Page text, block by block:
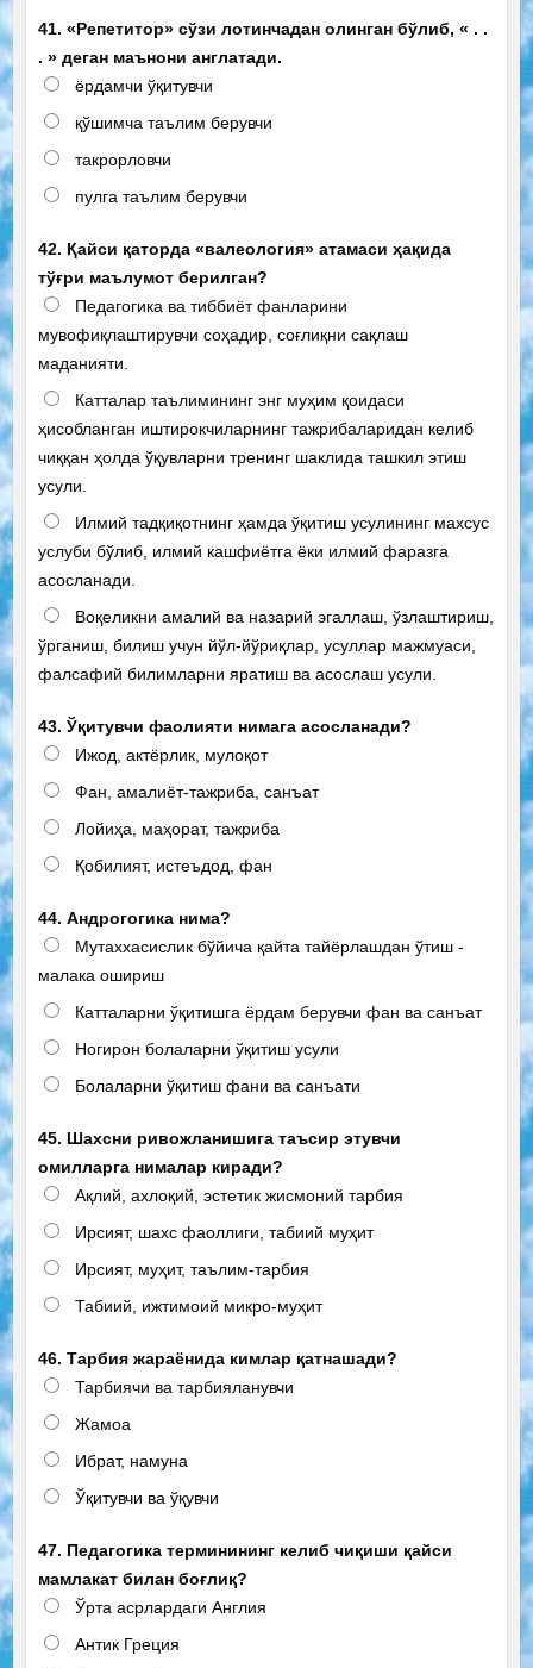
41. «Репетитор» сўзи лотинчадан олинган бўлиб, « . .
. » деган маънони англатади.
ёрдамчи ўқитувчи
қўшимча таълим берувчи
такрорловчи
пулга таълим берувчи
42. Қайси қаторда «валеология» атамаси ҳақида
тўғри маълумот берилган?
Педагогика ва тиббиёт фанларини
мувофиқлаштирувчи соҳадир, соғлиқни сақлаш
маданияти.
Катталар таълимининг энг муҳим қоидаси
ҳисобланган иштирокчиларнинг тажрибаларидан келиб
чиққан ҳолда ўқувларни тренинг шаклида ташкил этиш
усули.
Илмий тадқиқотнинг ҳамда ўқитиш усулининг махсус
услуби бўлиб, илмий кашфиётга ёки илмий фаразга
асосланади.
Воқеликни амалий ва назарий эгаллаш, ўзлаштириш,
ўрганиш, билиш учун йўл-йўриқлар, усуллар мажмуаси,
фалсафий билимларни яратиш ва асослаш усули.
43. Ўқитувчи фаолияти нимага асосланади?
Ижод, актёрлик, мулоқот
Фан, амалиёт-тажриба, санъат
Лойиҳа, маҳорат, тажриба
Қобилият, истеъдод, фан
44. Андрогогика нима?
Мутаххасислик бўйича қайта тайёрлашдан ўтиш -
малака ошириш
Катталарни ўқитишга ёрдам берувчи фан ва санъат
Ногирон болаларни ўқитиш усули
Болаларни ўқитиш фани ва санъати
45. Шахсни ривожланишига таъсир этувчи
омилларга нималар киради?
Ақлий, ахлоқий, эстетик жисмоний тарбия
Ирсият, шахс фаоллиги, табиий муҳит
Ирсият, муҳит, таълим-тарбия
Табиий, ижтимоий микро-муҳит
46. Тарбия жараёнида кимлар қатнашади?
Тарбиячи ва тарбияланувчи
Жамоа
Ибрат, намуна
Ўқитувчи ва ўқувчи
47. Педагогика терминининг келиб чиқиши қайси
мамлакат билан боғлиқ?
Ўрта асрлардаги Англия
Антик Греция